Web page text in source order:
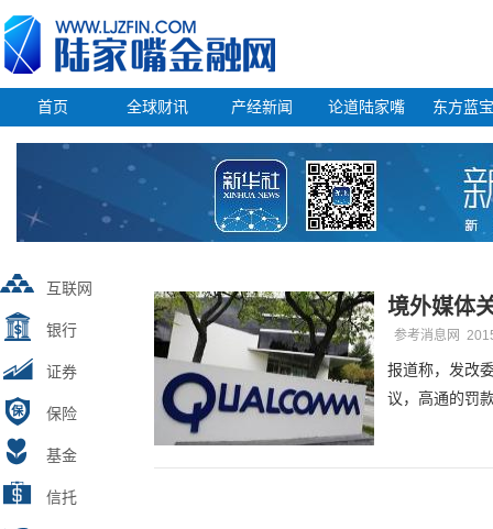
首页 全球财讯 产经新闻 论道陆家嘴 东方蓝
互联网
银行
证券
保险
基金
信托
境外媒体
参考消息网
报道称，发改
议，高通的罚